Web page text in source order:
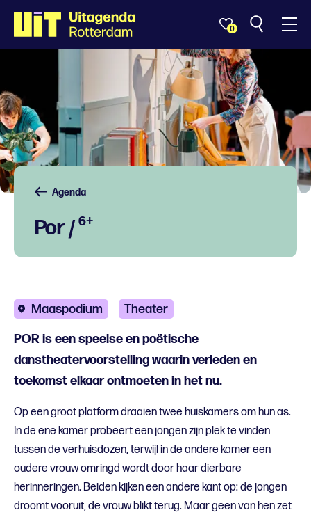
0
Agenda
Por /6+
Maaspodium Theater
POR is een speelse en poëtische
danstheatervoorstelling waarin verleden en
toekomst elkaar ontmoeten in het nu.
Op een groot platform draaien twee huiskamers om hun as.
In de ene kamer probeert een jongen zijn plek te vinden
tussen de verhuisdozen, terwijl in de andere kamer een
oudere vrouw omringd wordt door haar dierbare
herinneringen. Beiden kijken een andere kant op: de jongen
droomt vooruit, de vrouw blikt terug. Maar geen van hen zet